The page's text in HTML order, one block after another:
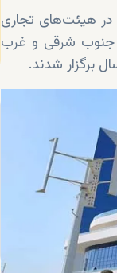
هیئت‌های تجاری
جنوب شرقی و غرب